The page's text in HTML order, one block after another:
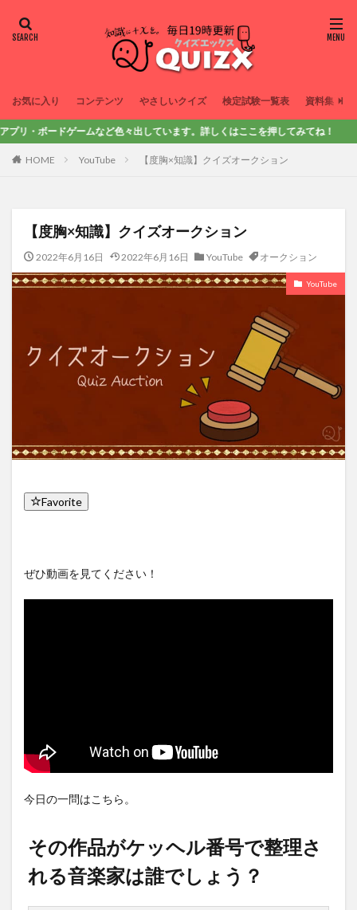
お気に入り コンテンツ やさしいクイズ 検定試験一覧表 資料集
ムなど色々出しています。詳しくはここを押してみてね！
HOME YouTube 【度胸×知識】クイズオークション
【度胸×知識】クイズオークション
2022年6月16日 2022年6月16日 YouTube オークション
YouTube
Favorite
ぜひ動画を見てください！
今日の一問はこちら。
その作品がケッヘル番号で整理さ
れる音楽家は誰でしょう？